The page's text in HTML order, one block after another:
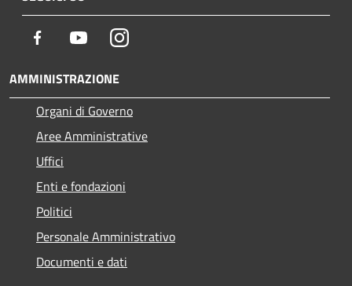
Facebook YoutubeInstagram
AMMINISTRAZIONE
Organi di Governo
Aree Amministrative
Uffici
Enti e fondazioni
Politici
Personale Amministrativo
Documenti e dati